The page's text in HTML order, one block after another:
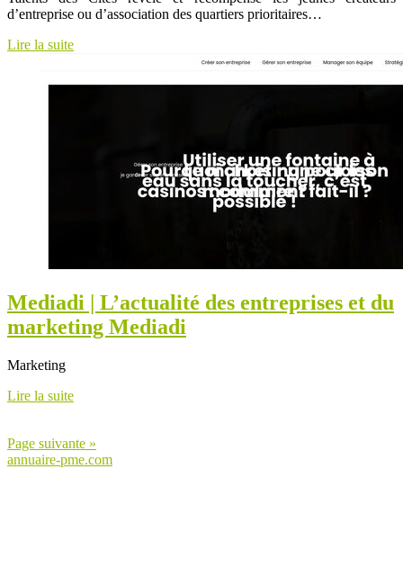
d’entreprise ou d’association des quartiers prioritaires…
Lire la suite
Mediadi | L’actualité des entreprises et du
marketing Mediadi
Marketing
Lire la suite
Page suivante »
annuaire-pme.com